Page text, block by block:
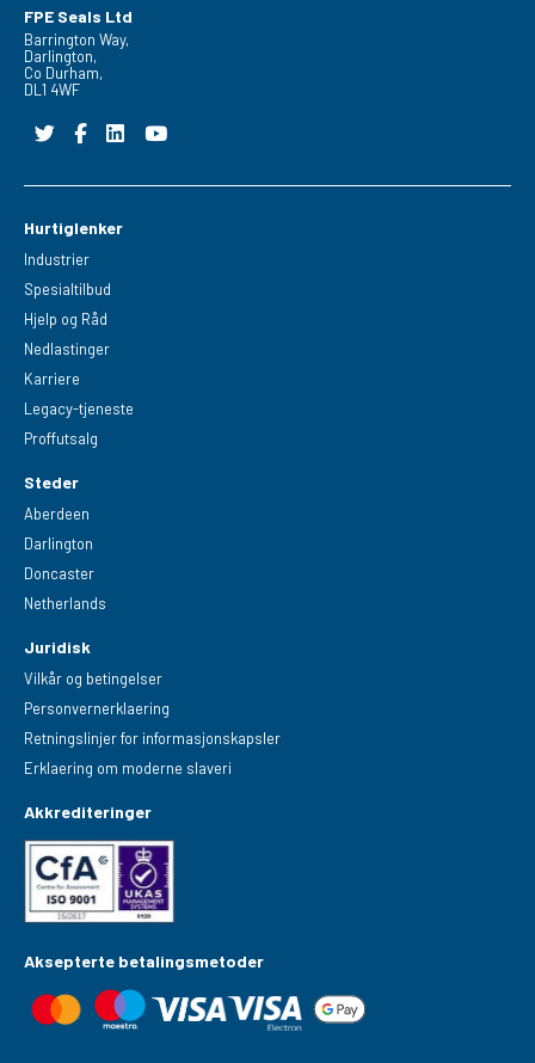
FPE Seals Ltd
Barrington Way,
Darlington,
Co Durham,
DL1 4WF
Hurtiglenker
Industrier
Spesialtilbud
Hjelp og Råd
Nedlastinger
Karriere
Legacy-tjeneste
Proffutsalg
Steder
Aberdeen
Darlington
Doncaster
Netherlands
Juridisk
Vilkår og betingelser
Personvernerklaering
Retningslinjer for informasjonskapsler
Erklaering om moderne slaveri
Akkrediteringer
Aksepterte betalingsmetoder